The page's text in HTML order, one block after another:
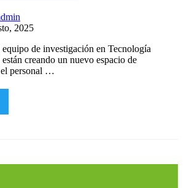
2025
de investigación en Tecnología
creando un nuevo espacio de
el personal …